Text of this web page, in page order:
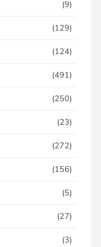
(9)
(129)
(124)
(491)
(250)
(23)
(272)
(156)
(5)
(27)
(3)